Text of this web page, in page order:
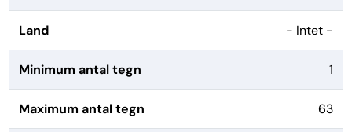
Land - Intet -
Minimum antal tegn 1
Maximum antal tegn 63